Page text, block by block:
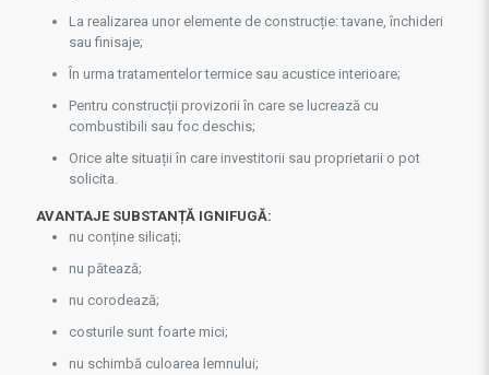
La realizarea unor elemente de construcție: tavane, închideri
sau finisaje;
În urma tratamentelor termice sau acustice interioare;
Pentru construcții provizorii în care se lucrează cu
combustibili sau foc deschis;
Orice alte situații în care investitorii sau proprietarii o pot
solicita.
AVANTAJE SUBSTANȚĂ IGNIFUGĂ:
nu conține silicați;
nu pătează;
nu corodează;
costurile sunt foarte mici;
nu schimbă culoarea lemnului;